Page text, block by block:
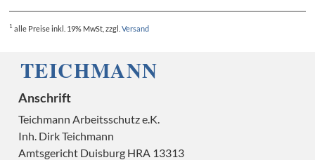
1 alle Preiseinkl. 19% MwSt, zzgl. Versand
Anschrift
Teichmann Arbeitsschutz e.K.
Inh. Dirk Teichmann
Amtsgericht Duisburg HRA 13313